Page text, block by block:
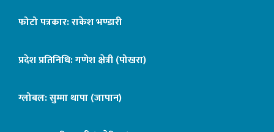
फोटो पत्रकार: राकेश भण्डारी
प्रदेश प्रतिनिधि: गणेश क्षेत्री (पोखरा)
ग्लोबल: सुम्मा थापा (जापान)